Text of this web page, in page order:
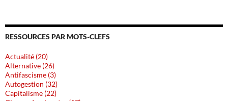
RESSOURCES PAR MOTS-CLEFS
Actualité (20)
Alternative (26)
Antifascisme (3)
Autogestion (32)
Capitalisme (22)